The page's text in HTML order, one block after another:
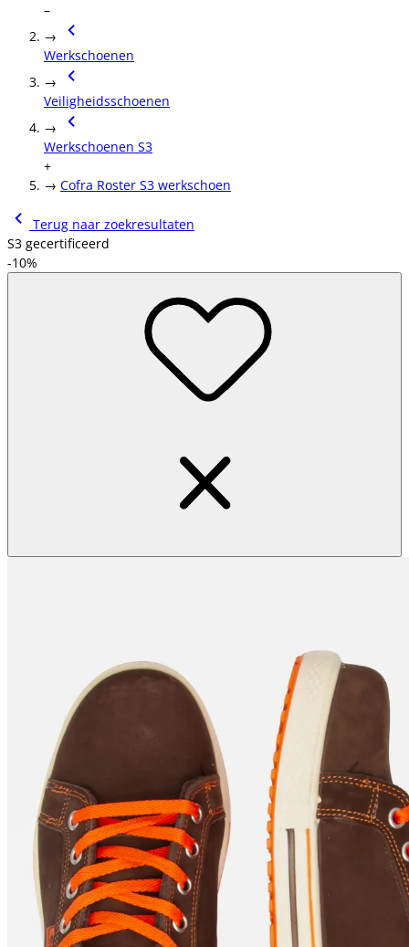
–
→
Werkschoenen
→
Veiligheidsschoenen
→
Werkschoenen S3
+
→ Cofra Roster S3 werkschoen
Terug naar zoekresultaten
S3 gecertificeerd
-10%